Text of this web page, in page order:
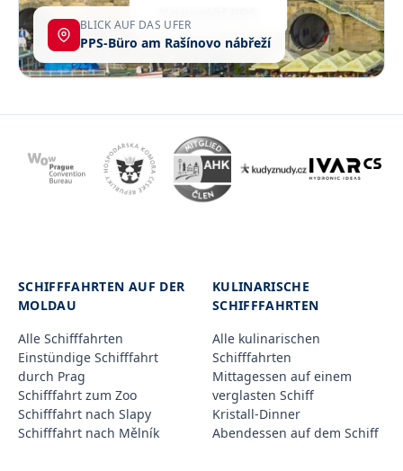
BLICK AUF DAS UFER
PPS-Büro am Rašínovo nábřeží
SCHIFFFAHRTEN AUF DER
MOLDAU
Alle Schifffahrten
Einstündige Schifffahrt
durch Prag
Schifffahrt zum Zoo
Schifffahrt nach Slapy
Schifffahrt nach Mělník
KULINARISCHE
SCHIFFFAHRTEN
Alle kulinarischen
Schifffahrten
Mittagessen auf einem
verglasten Schiff
Kristall-Dinner
Abendessen auf dem Schiff